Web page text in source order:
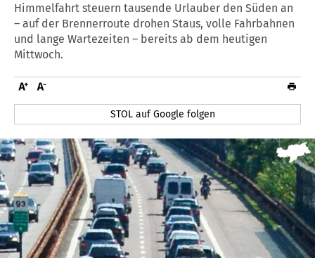
Himmelfahrt steuern tausende Urlauber den Süden an
– auf der Brennerroute drohen Staus, volle Fahrbahnen
und lange Wartezeiten – bereits ab dem heutigen
Mittwoch.
STOL auf Google folgen